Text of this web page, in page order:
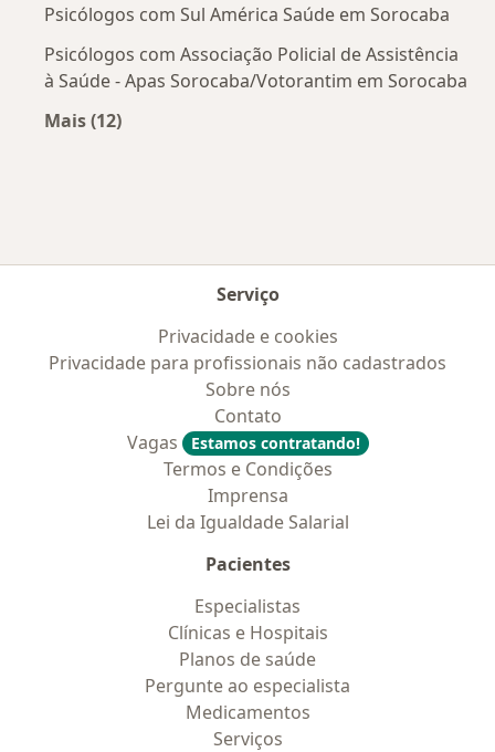
Psicólogos com Sul América Saúde em Sorocaba
Psicólogos com Associação Policial de Assistência
à Saúde - Apas Sorocaba/Votorantim em Sorocaba
Mais (12)
Serviço
Privacidade e cookies
Privacidade para profissionais não cadastrados
Sobre nós
Contato
Vagas
Estamos contratando!
Termos e Condições
Imprensa
Lei da Igualdade Salarial
Pacientes
Especialistas
Clínicas e Hospitais
Planos de saúde
Pergunte ao especialista
Medicamentos
Serviços